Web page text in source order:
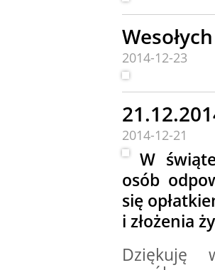
2014-12-23
2014-12-21
W
osób
się
i złożenia
Dziękuję